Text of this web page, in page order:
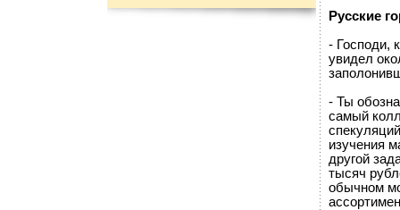
Русские
- Господи,
увидел
- Ты
самый
изучения
другой
тысяч
обычном